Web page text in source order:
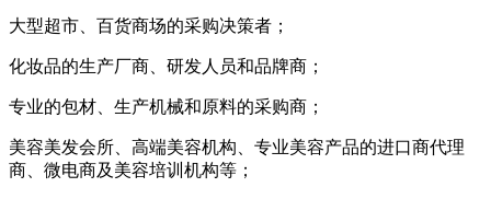
大型超市、百货商场的采购决策者；
化妆品的生产厂商、研发人员和品牌商；
专业的包材、生产机械和原料的采购商；
美容美发会所、高端美容机构、专业美容产品的进口商代理
商、微电商及美容培训机构等；